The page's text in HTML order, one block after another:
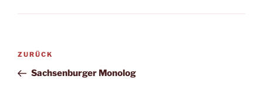
ZURÜCK
Sachsenburger Monolog